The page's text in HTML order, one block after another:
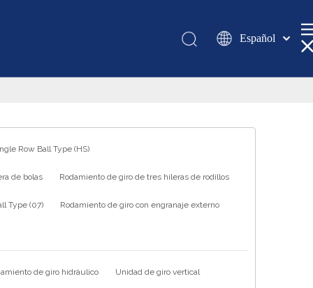
Español
românesc
Row Ball Type (HS)
de bolas Rodamiento de giro de tres hileras de rodillos
Type (07) Rodamiento de giro con engranaje externo
de giro hidráulico Unidad de giro vertical